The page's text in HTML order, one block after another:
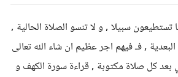
تستطيعون سبيلا , و لا تنسو الصلاة الحالية ,
, فـ فيهم اجر عظيم ان شاء الله تعالى
بعد كل صلاة مكتوبة , قراءة سورة الكهف و